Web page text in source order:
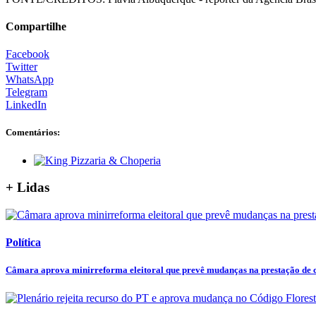
Compartilhe
Facebook
Twitter
WhatsApp
Telegram
LinkedIn
Comentários:
+ Lidas
Política
Câmara aprova minirreforma eleitoral que prevê mudanças na prestação de